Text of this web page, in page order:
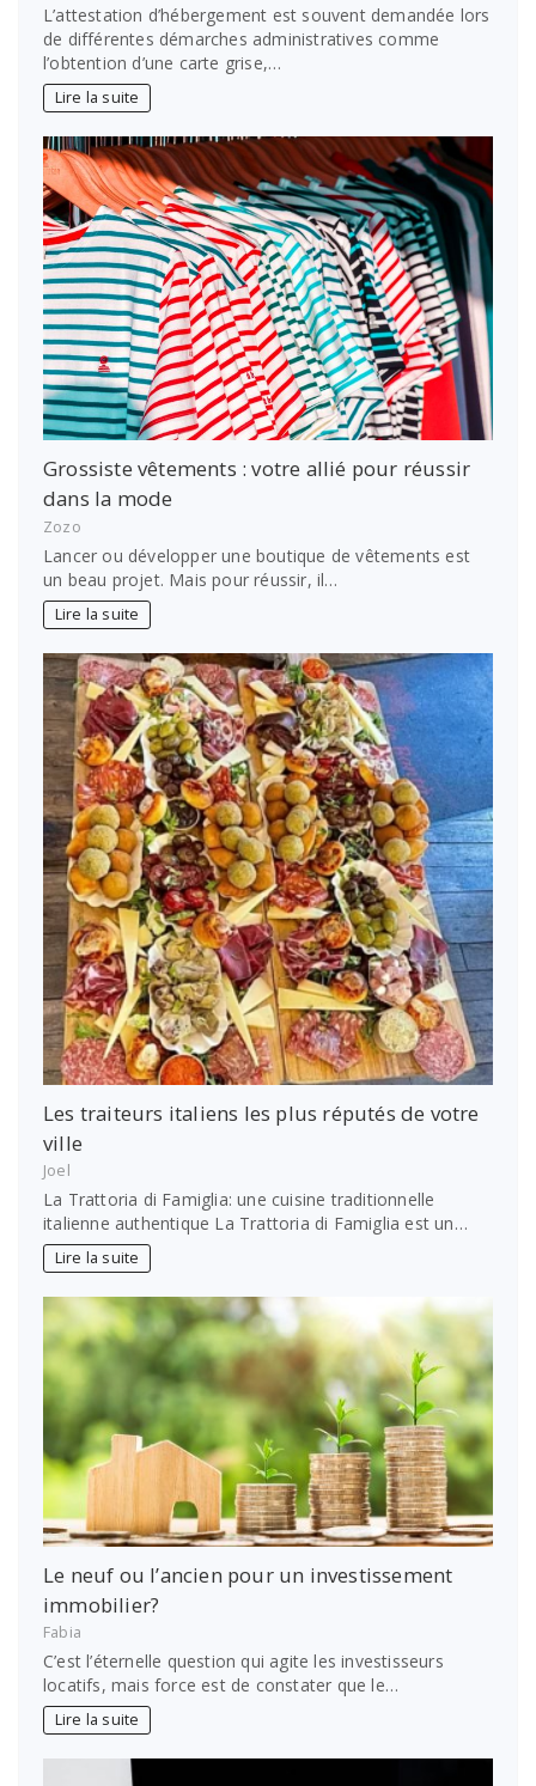
L’attestation d’hébergement est souvent demandée lors
de différentes démarches administratives comme
l’obtention d’une carte grise,…
Lire la suite
Grossiste vêtements : votre allié pour réussir
dans la mode
Zozo
Lancer ou développer une boutique de vêtements est
un beau projet. Mais pour réussir, il…
Lire la suite
Les traiteurs italiens les plus réputés de votre
ville
Joel
La Trattoria di Famiglia: une cuisine traditionnelle
italienne authentique La Trattoria di Famiglia est un…
Lire la suite
Le neuf ou l’ancien pour un investissement
immobilier?
Fabia
C’est l’éternelle question qui agite les investisseurs
locatifs, mais force est de constater que le…
Lire la suite